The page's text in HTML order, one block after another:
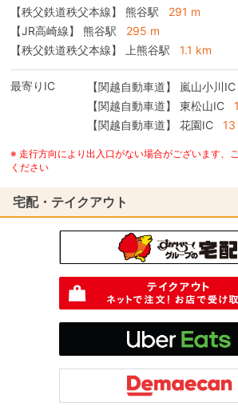
【秩父鉄道秩父本線】 熊谷駅
291 m
【JR高崎線】 熊谷駅
295 m
【秩父鉄道秩父本線】 上熊谷駅
1.1 km
最寄りIC 【関越自動車道】 嵐山小川IC
【関越自動車道】
東松山IC
【関越自動車道】
花園IC 13
※ 走行方向により出入口がない場合がございます、
ください
宅配・テイクアウト